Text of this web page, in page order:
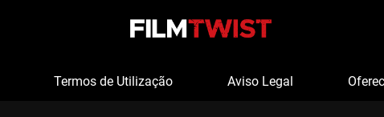
Termos de Utilização Aviso Legal